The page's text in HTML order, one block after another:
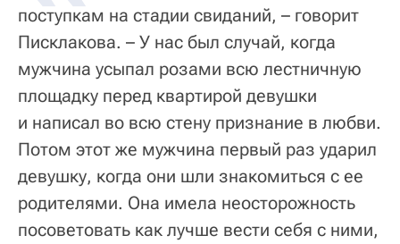
поступкам на стадии свиданий, – говорит
Писклакова. – У нас был случай, когда
мужчина усыпал розами всю лестничную
площадку перед квартирой девушки
и написал во всю стену признание в любви.
Потом этот же мужчина первый раз ударил
девушку, когда они шли знакомиться с ее
родителями. Она имела неосторожность
посоветовать как лучше вести себя с ними,